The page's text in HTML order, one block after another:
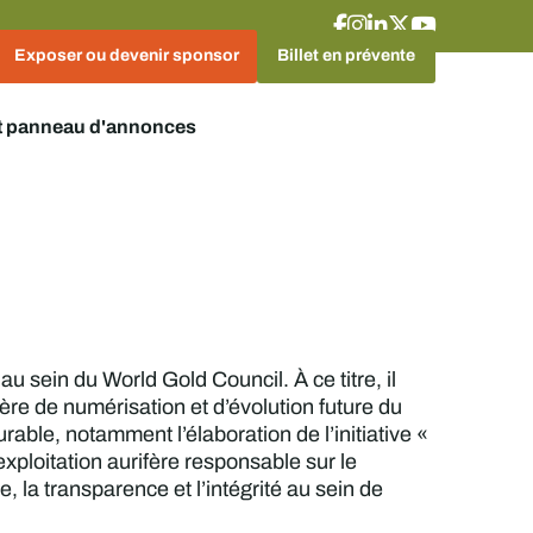
Exposer ou devenir sponsor Billet en prévente
panneau d'annonces
sein du World Gold Council. À ce titre, il
de numérisation et d’évolution future du
notamment l’élaboration de l’initiative «
aurifère responsable sur le
la transparence et l’intégrité au sein de